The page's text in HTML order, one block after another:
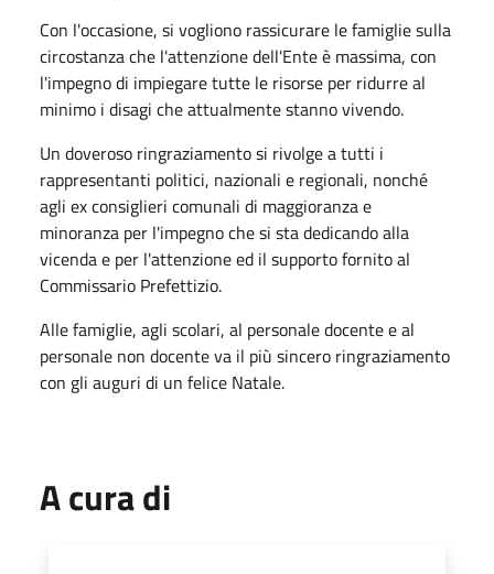
Con l'occasione, si vogliono rassicurare le famiglie sulla
circostanza che l'attenzione dell'Ente è massima, con
l'impegno di impiegare tutte le risorse per ridurre al
minimo i disagi che attualmente stanno vivendo.
Un doveroso ringraziamento si rivolge a tutti i
rappresentanti politici, nazionali e regionali, nonché
agli ex consiglieri comunali di maggioranza e
minoranza per l'impegno che si sta dedicando alla
vicenda e per l'attenzione ed il supporto fornito al
Commissario Prefettizio.
Alle famiglie, agli scolari, al personale docente e al
personale non docente va il più sincero ringraziamento
con gli auguri di un felice Natale.
A cura di